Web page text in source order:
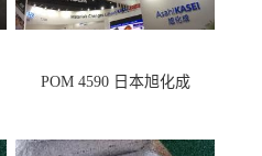
POM 4590 日本旭化成